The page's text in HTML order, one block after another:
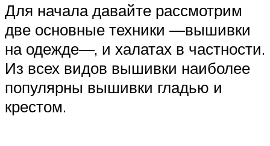
Для начала давайте рассмотрим
две основные техники —вышивки
на одежде—, и халатах в частности.
Из всех видов вышивки наиболее
популярны вышивки гладью и
крестом.